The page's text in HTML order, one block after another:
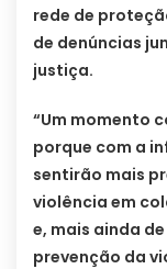
rede de
de denúncias
justiça.
“Um momento
porque com a
sentirão mais
violência em
e, mais ainda
prevenção da